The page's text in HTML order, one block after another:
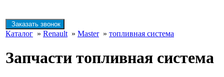
Заказать звонок
Каталог » Renault » Master» топливная система
Запчасти топливная система